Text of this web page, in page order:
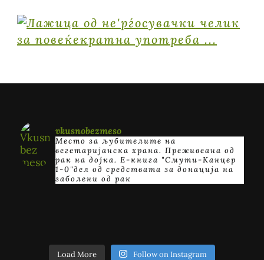
vkusnobezmeso
Место за љубителите на
вегетаријанска храна. Преживеана од
рак на дојка. E-книга "Смути-Канцер
1-0"дел од средствата за донација на
заболени од рак
Load More Follow on Instagram